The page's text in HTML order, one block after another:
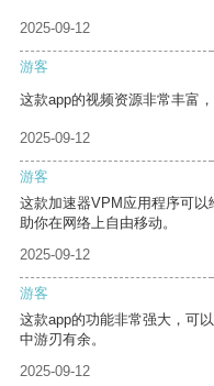
2025-09-12
游客
这款app的视频资源非常丰富
2025-09-12
游客
这款加速器VPM应用程序可
助你在网络上自由移动。
2025-09-12
游客
这款app的功能非常强大，可
中游刃有余。
2025-09-12